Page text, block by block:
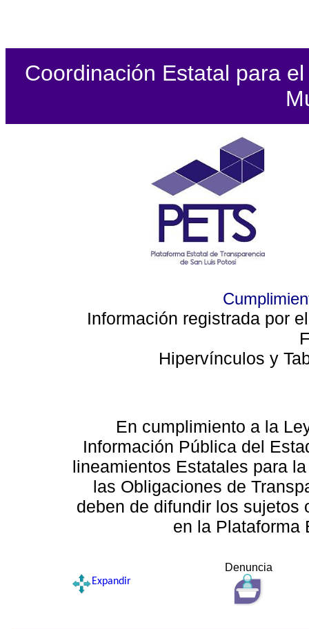
Coordinación Estatal para
Información registrada por
Hipervínculos y
En cumplimiento a la
Información Pública del
lineamientos Estatales para
las Obligaciones de
deben de difundir los sujetos
en la Plataforma
Denuncia
Expandir